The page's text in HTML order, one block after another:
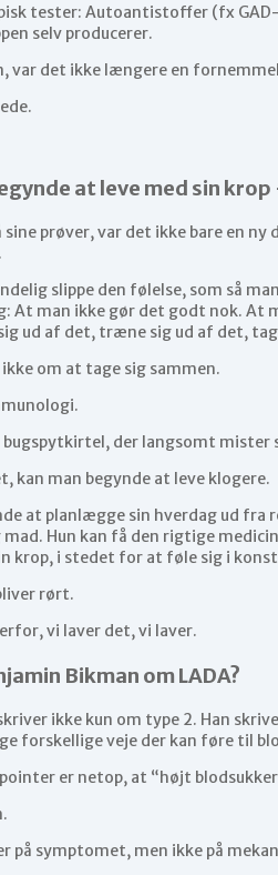
tester: Autoantistoffer (fx
selv producerer.
var det ikke længere en
at leve med sin
sine prøver, var det ikke bare en
slippe den følelse, som så
At man ikke gør det godt nok. At
ud af det, træne sig ud af det,
om at tage sig sammen.
bugspytkirtel, der langsomt mister
kan man begynde at leve klogere.
at planlægge sin hverdag ud
Hun kan få den rigtige
krop, i stedet for at føle sig i
rørt.
vi laver det, vi laver.
Bikman om LADA?
ikke kun om type 2. Han
forskellige veje der kan føre til
er netop, at “højt
på symptomet, men ikke på